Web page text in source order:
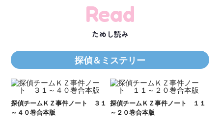
Read
ためし読み
探偵＆ミステリー
探偵チームＫＺ事件ノート ３１
～４０巻合本版
探偵チームＫＺ事件ノート １１
～２０巻合本版